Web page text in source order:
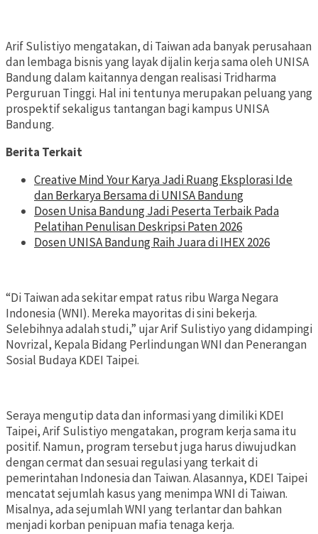
Arif Sulistiyo mengatakan, di Taiwan ada banyak perusahaan
dan lembaga bisnis yang layak dijalin kerja sama oleh UNISA
Bandung dalam kaitannya dengan realisasi Tridharma
Perguruan Tinggi. Hal ini tentunya merupakan peluang yang
prospektif sekaligus tantangan bagi kampus UNISA
Bandung.
Berita Terkait
Creative Mind Your Karya Jadi Ruang Eksplorasi Ide
dan Berkarya Bersama di UNISA Bandung
Dosen Unisa Bandung Jadi Peserta Terbaik Pada
Pelatihan Penulisan Deskripsi Paten 2026
Dosen UNISA Bandung Raih Juara di IHEX 2026
“Di Taiwan ada sekitar empat ratus ribu Warga Negara
Indonesia (WNI). Mereka mayoritas di sini bekerja.
Selebihnya adalah studi,” ujar Arif Sulistiyo yang didampingi
Novrizal, Kepala Bidang Perlindungan WNI dan Penerangan
Sosial Budaya KDEI Taipei.
Seraya mengutip data dan informasi yang dimiliki KDEI
Taipei, Arif Sulistiyo mengatakan, program kerja sama itu
positif. Namun, program tersebut juga harus diwujudkan
dengan cermat dan sesuai regulasi yang terkait di
pemerintahan Indonesia dan Taiwan. Alasannya, KDEI Taipei
mencatat sejumlah kasus yang menimpa WNI di Taiwan.
Misalnya, ada sejumlah WNI yang terlantar dan bahkan
menjadi korban penipuan mafia tenaga kerja.